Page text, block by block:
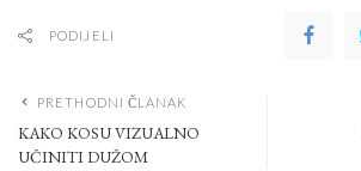
PODIJELI
PRETHODNI ČLANAK
KAKO KOSU VIZUALNO
UČINITI DUŽOM